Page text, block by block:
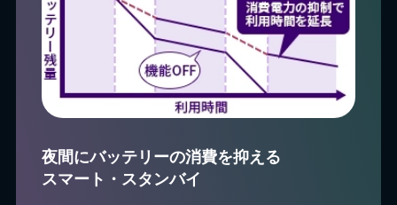
夜間にバッテリーの消費を抑える
スマート・スタンバイ